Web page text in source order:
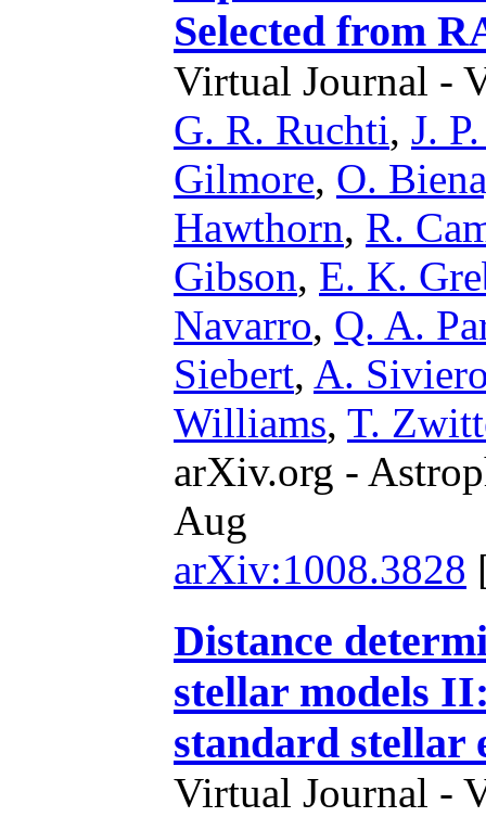
Selected from
Virtual Journal -
G. R. Ruchti, J.
Gilmore, O.
Hawthorn, R.
Gibson, E. K.
Navarro, Q. A.
Siebert, A.
Williams, T.
arXiv.org -
Aug
arXiv:1008.3828
Distance
stellar models
standard stellar
Virtual Journal -